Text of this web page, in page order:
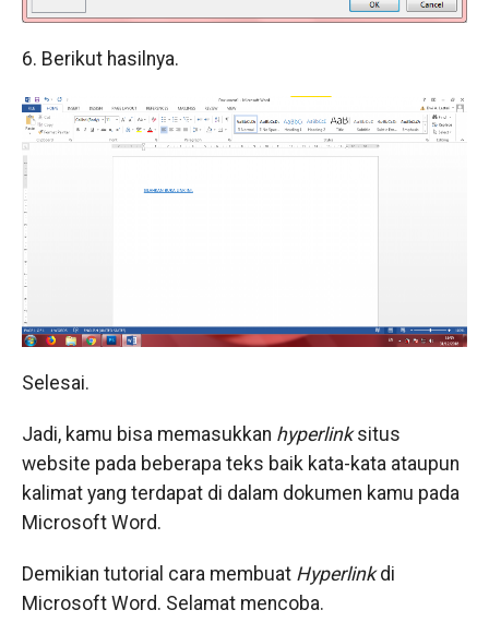
6. Berikut hasilnya.
Selesai.
Jadi, kamu bisa memasukkan hyperlinksitus
website pada beberapa teks baik kata-kata ataupun
kalimat yang terdapat di dalam dokumen kamu pada
Microsoft Word.
Demikian tutorial cara membuat Hyperlinkdi
Microsoft Word. Selamat mencoba.